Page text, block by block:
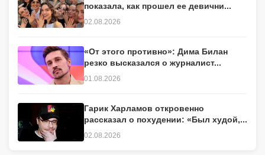
показала, как прошел ее девични...
02.08.2026
«От этого противно»: Дима Билан
резко высказался о журналист...
01.08.2026
Гарик Харламов откровенно
рассказал о похудении: «Был худой,...
02.08.2026